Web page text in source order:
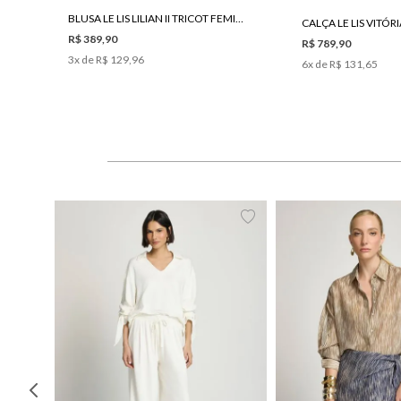
BLUSA LE LIS LILIAN II TRICOT FEMININA
R$ 389,90
3x de R$ 129,96
CALÇA LE LIS
R$ 789,90
6x de R$ 131,65